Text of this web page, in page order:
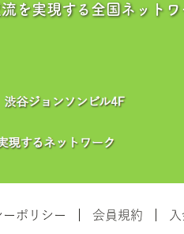
を実現する全国ネットワ
ーポリシー 会員規約